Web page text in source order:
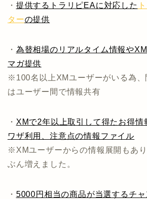
・ 提供するトラリピEAに対応した
ターの提供
・ 為替相場のリアルタイム情報や
マガ提供
※100名以上XMユーザーがいる為、
はユーザー間で情報共有
・ XMで2年以上取引して得たお得情
ワザ利用、注意点の情報ファイル
※XMユーザーからの情報展開もあ
ぶん増えました。
・ 5000円相当の商品が当選するチャ